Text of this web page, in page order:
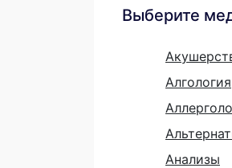
Выберите
Алгология
Анализы